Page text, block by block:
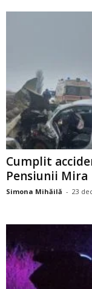
Cumplit
Pensiunii Mira
Simona Mihăilă - 23